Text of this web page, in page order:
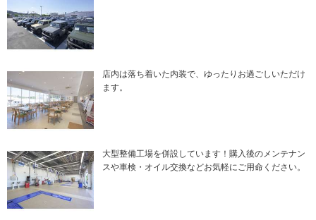
店内は落ち着いた内装で、ゆったりお過ごしいただけ
ます。
大型整備工場を併設しています！購入後のメンテナン
スや車検・オイル交換などお気軽にご用命ください。